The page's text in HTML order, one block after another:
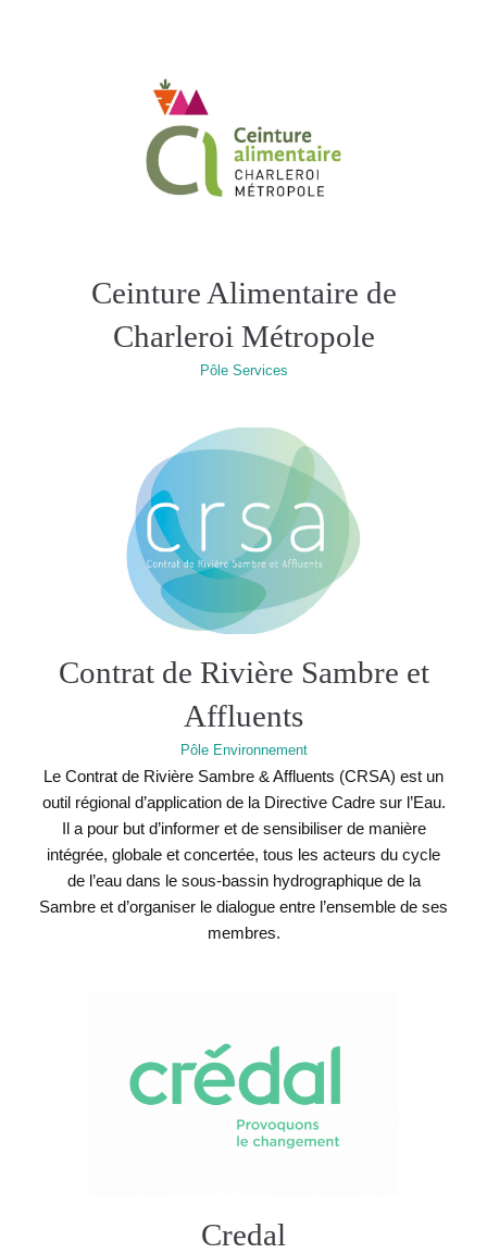
Ceinture Alimentaire de
Charleroi Métropole
Pôle Services
Contrat de Rivière Sambre et
Affluents
Pôle Environnement
Le Contrat de Rivière Sambre & Affluents (CRSA) est un
outil régional d’application de la Directive Cadre sur l’Eau.
Il a pour but d’informer et de sensibiliser de manière
intégrée, globale et concertée, tous les acteurs du cycle
de l’eau dans le sous-bassin hydrographique de la
Sambre et d’organiser le dialogue entre l’ensemble de ses
membres.
Credal